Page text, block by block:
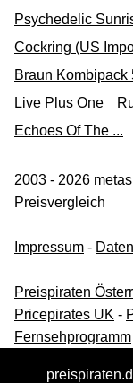
Psychedelic
Cockring (US
Braun Kombipack
Live Plus One
Echoes Of The ...
2003 - 2026
Preisvergleich
Impressum -
Preispiraten
Pricepirates UK -
Fernsehprogramm